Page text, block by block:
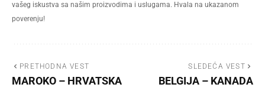
vašeg iskustva sa našim proizvodima i uslugama. Hvala na ukazanom
poverenju!
PRETHODNA VEST
MAROKO – HRVATSKA
SLEDEĆA VEST
BELGIJA – KANADA